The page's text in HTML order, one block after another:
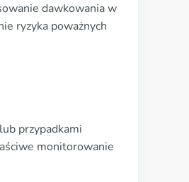
dawkowania w
ryzyka poważnych
przypadkami
monitorowanie